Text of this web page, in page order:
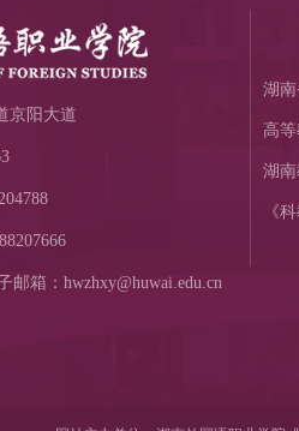
京阳大道
箱：hwzhxy@huwai.edu.cn
湖
高
湖
《